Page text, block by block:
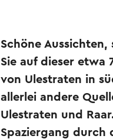
Schöne
Sie auf dieser etwa
von Ulestraten in
allerlei andere
Ulestraten und
Spaziergang durch